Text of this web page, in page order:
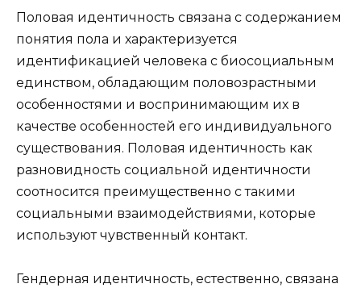
Половая идентичность связана с содержанием
понятия пола и характеризуется
идентификацией человека с биосоциальным
единством, обладающим половозрастными
особенностями и воспринимающим их в
качестве особенностей его индивидуального
существования. Половая идентичность как
разновидность социальной идентичности
соотносится преимущественно с такими
социальными взаимодействиями, которые
используют чувственный контакт.
Гендерная идентичность, естественно, связана